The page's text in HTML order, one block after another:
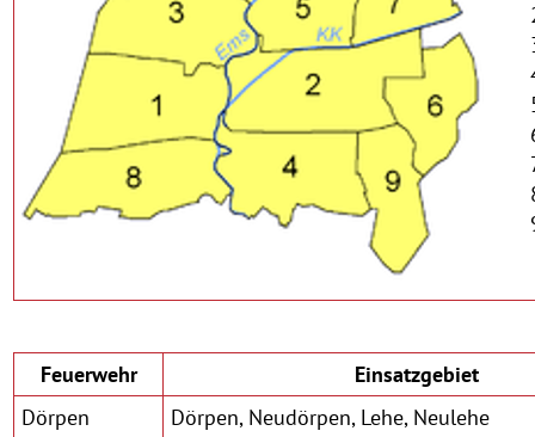
Feuerwehr
Einsatzgebiet
Dörpen
Dörpen, Neudörpen, Lehe, Neulehe